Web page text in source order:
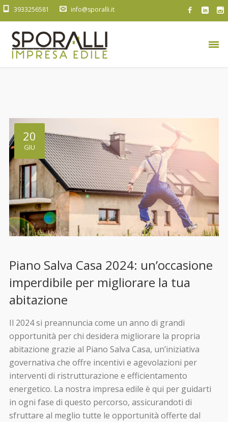
3933256581 info@sporalli.it
20
GIU
Piano Salva Casa 2024: un’occasione
imperdibile per migliorare la tua
abitazione
Il 2024 si preannuncia come un anno di grandi
opportunità per chi desidera migliorare la propria
abitazione grazie al Piano Salva Casa, un’iniziativa
governativa che offre incentivi e agevolazioni per
interventi di ristrutturazione e efficientamento
energetico. La nostra impresa edile è qui per guidarti
in ogni fase di questo percorso, assicurandoti di
sfruttare al meglio tutte le opportunità offerte dal